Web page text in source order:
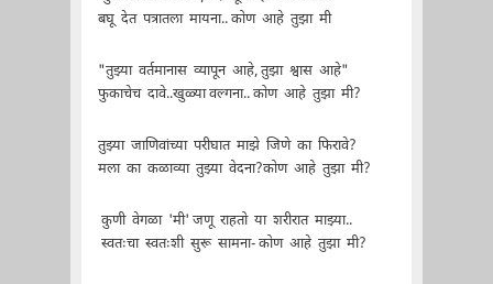
बघू देत पत्रातला मायना.. कोण आहे तुझा मी
"तुझ्या वर्तमानास व्यापून आहे, तुझा श्वास आहे"
फुकाचेच दावे..खुळ्या वल्गना.. कोण आहे तुझा मी?
तुझ्या जाणिवांच्या परीघात माझे जिणे का फिरावे?
मला का कळाव्या तुझ्या वेदना?कोण आहे तुझा मी?
कुणी वेगळा 'मी' जणू राहतो या शरीरात माझ्या..
स्वतःचा स्वतःशी सुरू सामना- कोण आहे तुझा मी?